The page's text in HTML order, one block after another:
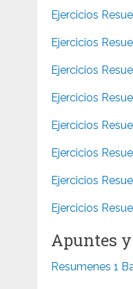
Ejercicios
Ejercicios
Ejercicios
Ejercicios
Ejercicios
Ejercicios
Ejercicios
Ejercicios
Apuntes
Resumenes 1